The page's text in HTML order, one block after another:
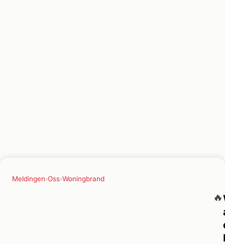
Meldingen›Oss›Woningbrand
🔥